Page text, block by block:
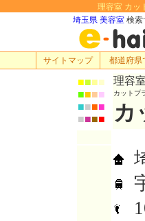
理容室 カッ
埼玉県 美容室 検索
サイトマップ 都道府県
■■■■
■■■■
■■■■
■■■■
理容室
カットプ
カ